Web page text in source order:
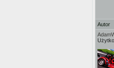
Autor